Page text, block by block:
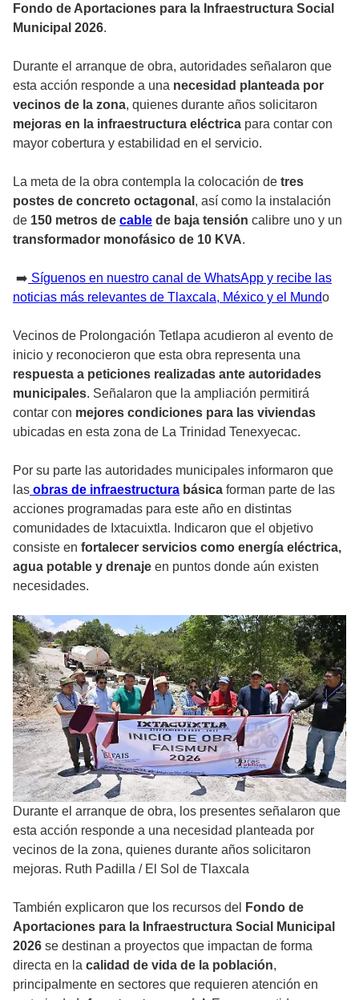
Fondo de Aportaciones para la Infraestructura Social
Municipal 2026.
Durante el arranque de obra, autoridades señalaron que
esta acción responde a una necesidad planteada por
vecinos de la zona, quienes durante años solicitaron
mejoras en la infraestructura eléctrica para contar con
mayor cobertura y estabilidad en el servicio.
La meta de la obra contempla la colocación de tres
postes de concreto octagonal , así como la instalación
de 150 metros de cable de baja tensión calibre uno y un
transformador monofásico de 10 KVA.
➡️ Síguenos en nuestro canal de WhatsApp y recibe las
noticias más relevantes de Tlaxcala, México y el Mundo
Vecinos de Prolongación Tetlapa acudieron al evento de
inicio y reconocieron que esta obra representa una
respuesta a peticiones realizadas ante autoridades
municipales. Señalaron que la ampliación permitirá
contar con mejores condiciones para las viviendas
ubicadas en esta zona de La Trinidad Tenexyecac.
Por su parte las autoridades municipales informaron que
las obras de infraestructura básica forman parte de las
acciones programadas para este año en distintas
comunidades de Ixtacuixtla. Indicaron que el objetivo
consiste en fortalecer servicios como energía eléctrica,
agua potable y drenaje en puntos donde aún existen
necesidades.
Durante el arranque de obra, los presentes señalaron que
esta acción responde a una necesidad planteada por
vecinos de la zona, quienes durante años solicitaron
mejoras. Ruth Padilla / El Sol de Tlaxcala
También explicaron que los recursos del
Fondo de
Aportaciones para la Infraestructura Social Municipal
2026 se destinan a proyectos que impactan de forma
directa en la calidad de vida de la población,
principalmente en sectores que requieren atención en